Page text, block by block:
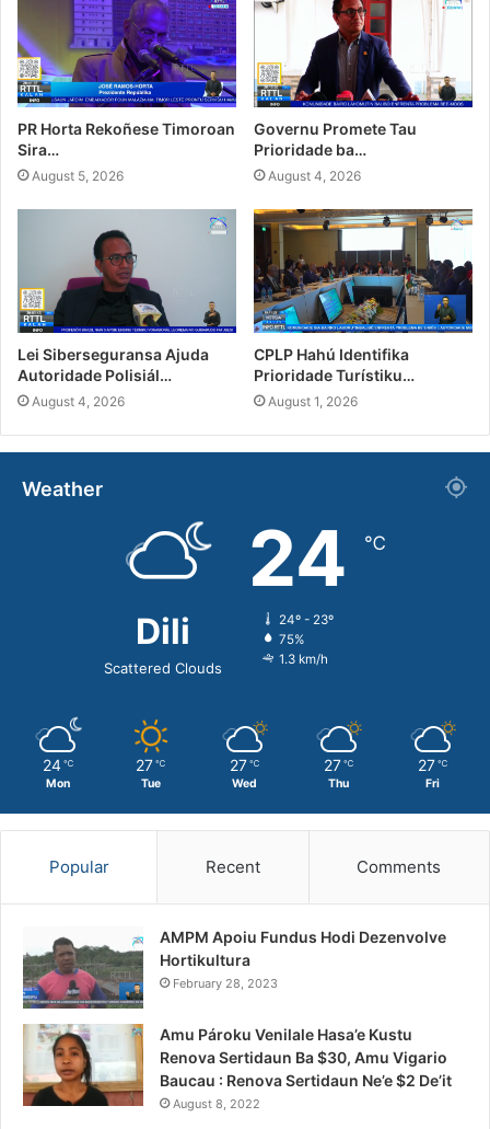
PR Horta Rekoñese Timoroan
Sira…
August 5, 2026
Governu Promete Tau
Prioridade ba…
August 4, 2026
Lei Siberseguransa Ajuda
Autoridade Polisiál…
August 4, 2026
CPLP Hahú Identifika
Prioridade Turístiku…
August 1, 2026
Weather
Dili
Scattered Clouds
24 ℃
24º - 23º
75%
1.3 km/h
24 ℃
Mon
27 ℃
Tue
27 ℃
Wed
27 ℃
Thu
27 ℃
Fri
Popular Recent Comments
AMPM Apoiu Fundus Hodi Dezenvolve
Hortikultura
February 28, 2023
Amu Pároku Venilale Hasa’e Kustu
Renova Sertidaun Ba $30, Amu Vigario
Baucau : Renova Sertidaun Ne’e $2 De’it
August 8, 2022